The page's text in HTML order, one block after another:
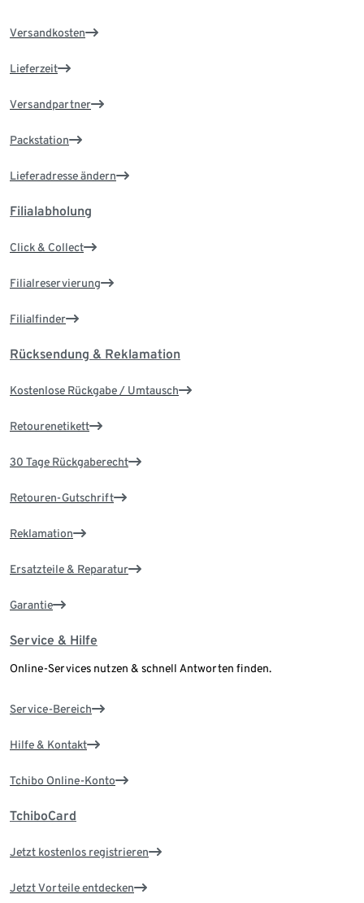
Versandkosten
Lieferzeit
Versandpartner
Packstation
Lieferadresse ändern
Filialabholung
Click & Collect
Filialreservierung
Filialfinder
Rücksendung & Reklamation
Kostenlose Rückgabe / Umtausch
Retourenetikett
30 Tage Rückgaberecht
Retouren-Gutschrift
Reklamation
Ersatzteile & Reparatur
Garantie
Service & Hilfe
Online-Services nutzen & schnell Antworten finden.
Service-Bereich
Hilfe & Kontakt
Tchibo Online-Konto
TchiboCard
Jetzt kostenlos registrieren
Jetzt Vorteile entdecken